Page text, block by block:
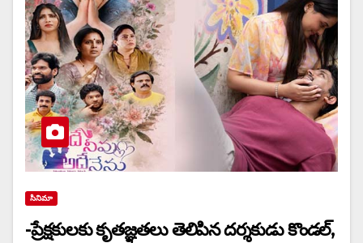
సినిమా
-ప్రేక్షకులకు కృతజ్ఞతలు తెలిపిన దర్శకుడు కొండల్,